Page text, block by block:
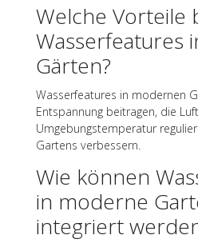
Welche Vorteile
Wasser­fea­tures
Gärten?
Wasser­fea­tures in moder­nen
Entspan­nung beitra­gen, die
Umge­bungs­tem­pe­ra­tur
Gartens verbessern.
Wie können
in moderne
inte­griert